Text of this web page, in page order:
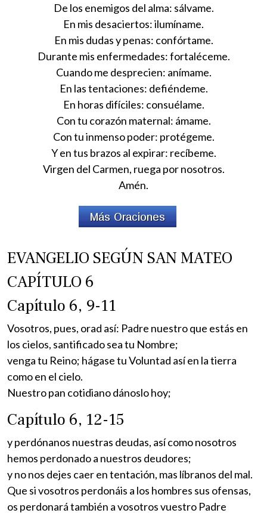
De los enemigos del alma: sálvame.
En mis desaciertos: ilumíname.
En mis dudas y penas: confórtame.
Durante mis enfermedades: fortaléceme.
Cuando me desprecien: anímame.
En las tentaciones: defiéndeme.
En horas difíciles: consuélame.
Con tu corazón maternal: ámame.
Con tu inmenso poder: protégeme.
Y en tus brazos al expirar: recíbeme.
Virgen del Carmen, ruega por nosotros.
Amén.
EVANGELIO SEGÚN SAN MATEO
CAPÍTULO 6
Capítulo 6, 9-11
Vosotros, pues, orad así: Padre nuestro que estás en
los cielos, santificado sea tu Nombre;
venga tu Reino; hágase tu Voluntad así en la tierra
como en el cielo.
Nuestro pan cotidiano dánoslo hoy;
Capítulo 6, 12-15
y perdónanos nuestras deudas, así como nosotros
hemos perdonado a nuestros deudores;
y no nos dejes caer en tentación, mas líbranos del mal.
Que si vosotros perdonáis a los hombres sus ofensas,
os perdonará también a vosotros vuestro Padre